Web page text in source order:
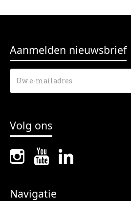
Aanmelden nieuwsbrief
Volg ons
Navigatie